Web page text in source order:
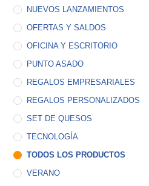
NUEVOS LANZAMIENTOS
OFERTAS Y SALDOS
OFICINA Y ESCRITORIO
PUNTO ASADO
REGALOS EMPRESARIALES
REGALOS PERSONALIZADOS
SET DE QUESOS
TECNOLOGÍA
TODOS LOS PRODUCTOS
VERANO